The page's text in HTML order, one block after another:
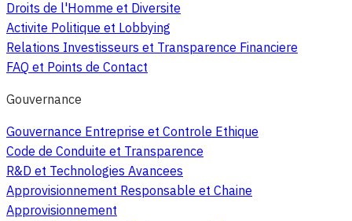
Droits de l'Homme et Diversite
Activite Politique et Lobbying
Relations Investisseurs et Transparence Financiere
FAQ et Points de Contact
Gouvernance
Gouvernance Entreprise et Controle Ethique
Code de Conduite et Transparence
R&D et Technologies Avancees
Approvisionnement Responsable et Chaine
Approvisionnement